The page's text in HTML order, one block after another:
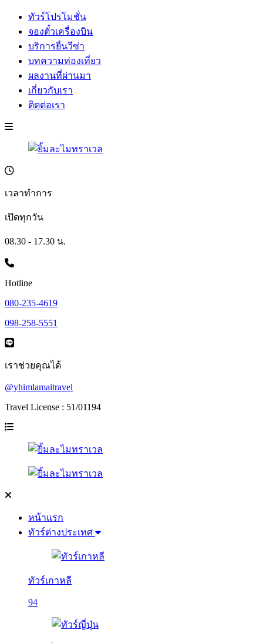
ทัวร์โปรโมชั่น
จองตั๋วเครื่องบิน
บริการยื่นวีซ่า
บทความท่องเที่ยว
ผลงานที่ผ่านมา
เกี่ยวกับเรา
ติดต่อเรา
เวลาทำการ
เปิดทุกวัน
08.30 - 17.30 น.
Hotline
080-235-4619
098-258-5551
เราช่วยคุณได้
@yhimlamaitravel
Travel License : 51/01194
หน้าแรก
ทัวร์ต่างประเทศ
ทัวร์เกาหลี
94